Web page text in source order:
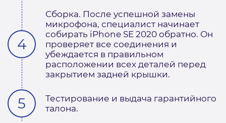
Сборка. После успешной замены
микрофона, специалист начинает
собирать iPhone SE 2020 обратно. Он
проверяет все соединения и
убеждается в правильном
расположении всех деталей перед
закрытием задней крышки.
Тестирование и выдача гарантийного
талона.